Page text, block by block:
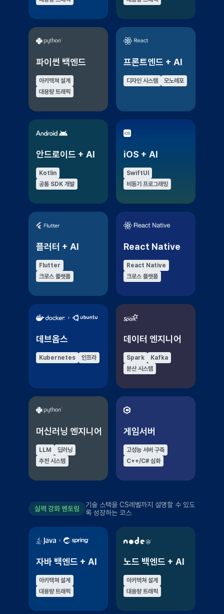
파이썬 백엔드
아키텍쳐 설계
대용량 트래픽
프론트엔드 + AI
디자인 시스템 모노레포
안드로이드 + AI
Kotlin
공통 SDK 개발
iOS + AI
SwiftUI
비동기 프로그래밍
플러터 + AI
Flutter
크로스 플랫폼
React Native
React Native
크로스 플랫폼
데브옵스
Kubernetes 인프라
데이터 엔지니어
Spark
Kafka
분산 시스템
머신러닝 엔지니어
LLM
딥러닝
추천 시스템
게임서버
고성능 서버 구축
C++/C# 심화
실력 강화 멘토링
기술 스택을 CS레벨까지 설명할 수 있도
록 성장하는 코스
자바 백엔드 + AI
아키텍쳐 설계
대용량 트래픽
노드 백엔드 + AI
아키텍쳐 설계
대용량 트래픽